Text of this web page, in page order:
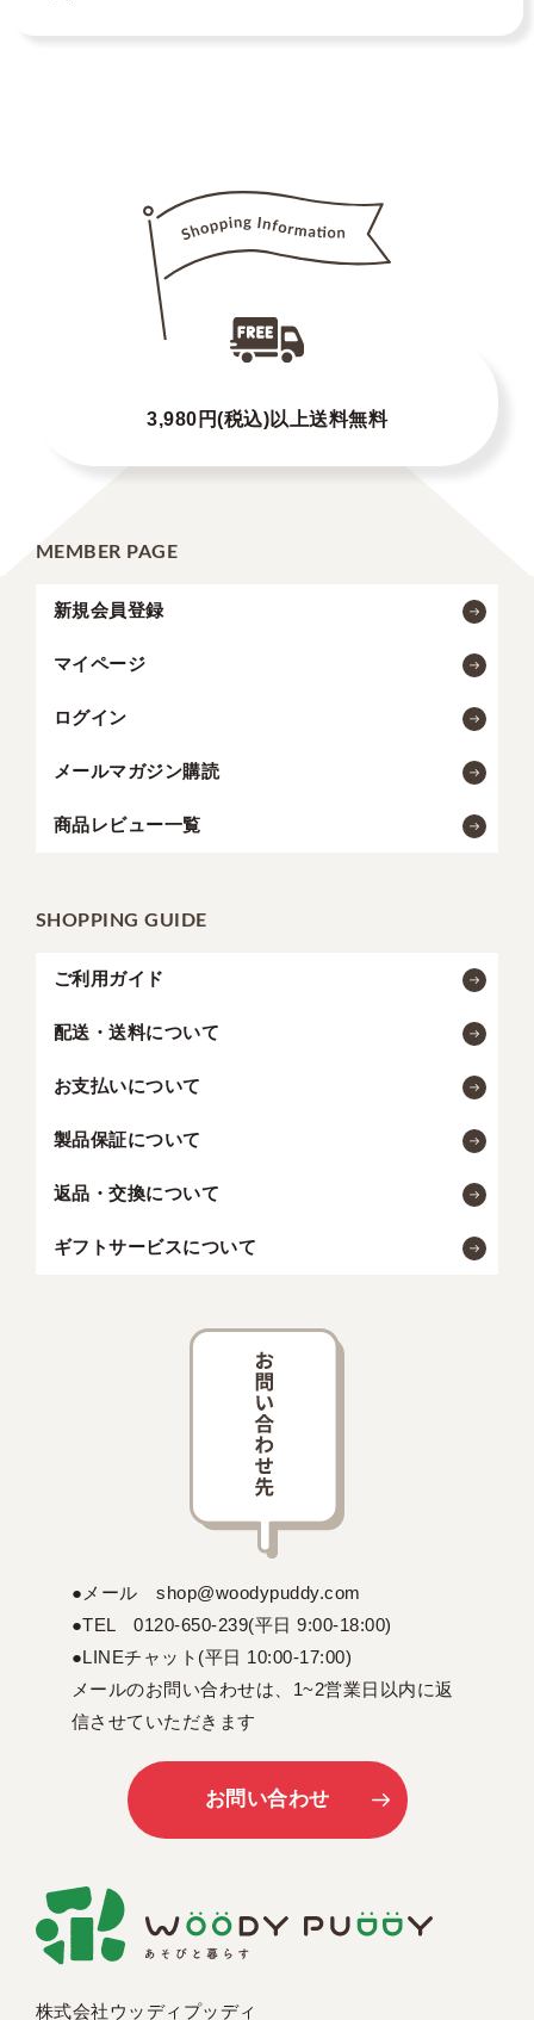
3,980円(税込)以上送料無料
MEMBER PAGE
新規会員登録
マイページ
ログイン
メールマガジン購読
商品レビュー一覧
SHOPPING GUIDE
ご利用ガイド
配送・送料について
お支払いについて
製品保証について
返品・交換について
ギフトサービスについて
株式会社ウッディプッディ
●メール shop@woodypuddy.com
●TEL 0120-650-239(平日 9:00-18:00)
●LINEチャット(平日 10:00-17:00)
メールのお問い合わせは、1~2営業日以内に返
信させていただきます
お問い合わせ